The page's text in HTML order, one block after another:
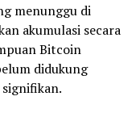
menunggu di
akumulasi secara
Bitcoin
didukung